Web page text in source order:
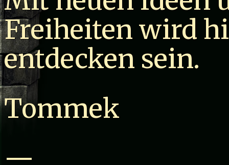
Freiheiten wird
entdecken sein.
Tommek
—